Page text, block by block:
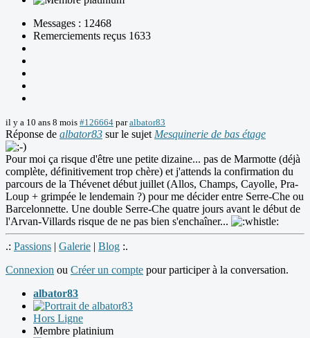
Messages : 12468
Remerciements reçus 1633
il y a 10 ans 8 mois #126664 paralbator83
Réponse de albator83 sur le sujet Mesquinerie de bas étage
Pour moi ça risque d'être une petite dizaine... pas de Marmotte (déjà
complète, définitivement trop chère) et j'attends la confirmation du
parcours de la Thévenet début juillet (Allos, Champs, Cayolle, Pra-
Loup + grimpée le lendemain ?) pour me décider entre Serre-Che ou
Barcelonnette. Une double Serre-Che quatre jours avant le début de
l'Arvan-Villards risque de ne pas bien s'enchaîner...
.: Passions | Galerie | Blog :.
Connexion ou Créer un compte pour participer à la conversation.
albator83
Hors Ligne
Membre platinium